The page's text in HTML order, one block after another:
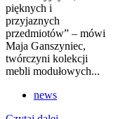
pięknych i
przyjaznych
przedmiotów” – mówi
Maja Ganszyniec,
twórczyni kolekcji
mebli modułowych...
news